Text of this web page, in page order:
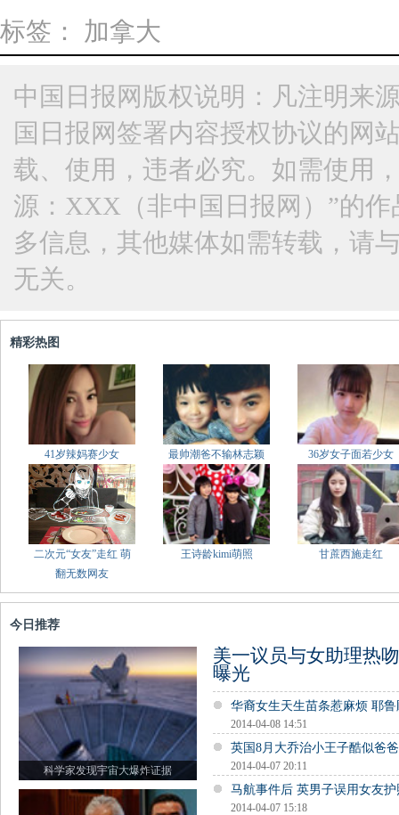
标签： 加拿大
中国日报网版权说明：凡注明来
国日报网签署内容授权协议的网
载、使用，违者必究。如需使用
源：XXX（非中国日报网）”的
多信息，其他媒体如需转载，请
无关。
精彩热图
41岁辣妈赛少女 最帅潮爸不输林志颖 36岁女子面若少女
二次元“女友”走红 萌
翻无数网友
王诗龄kimi萌照 甘蔗西施走红
今日推荐
科学家发现宇宙大爆炸证据
美一议员与女助理热
曝光
华裔女生天生苗条惹麻烦 耶
2014-04-08 14:51
英国8月大乔治小王子酷似爸
2014-04-07 20:11
马航事件后 英男子误用女友
2014-04-07 15:18